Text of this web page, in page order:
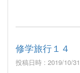
修学旅行１４
投稿日時 : 2019/10/31